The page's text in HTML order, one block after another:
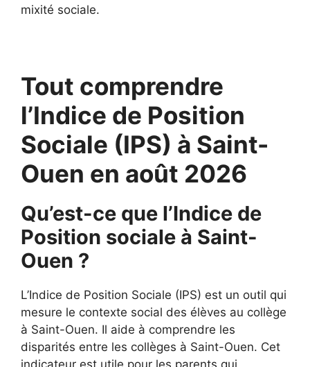
mixité sociale.
Tout comprendre
l’Indice de Position
Sociale (IPS) à Saint-
Ouen en août 2026
Qu’est-ce que l’Indice de
Position sociale à Saint-
Ouen ?
L’Indice de Position Sociale (IPS) est un outil qui
mesure le contexte social des élèves au collège
à Saint-Ouen. Il aide à comprendre les
disparités entre les collèges à Saint-Ouen. Cet
indicateur est utile pour les parents qui